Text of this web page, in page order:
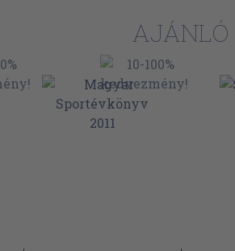
458
474
478
AJÁNLÓ